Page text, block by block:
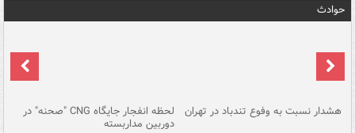
حوادث
هشدار نسبت به وفوع تندباد در تهران لحظه انفجار جایگاه CNG "صحنه" در
دوربین مداربسته